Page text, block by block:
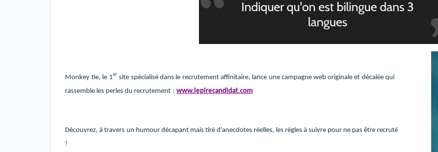
Monkey tie, le 1er site spécialisé dans le recrutement affinitaire, lance une campagne web originale et décalée qui
rassemble les perles du recrutement : www.lepirecandidat.com
Découvrez, à travers un humour décapant mais tiré d'anecdotes réelles, les règles à suivre pour ne pas être recruté
!